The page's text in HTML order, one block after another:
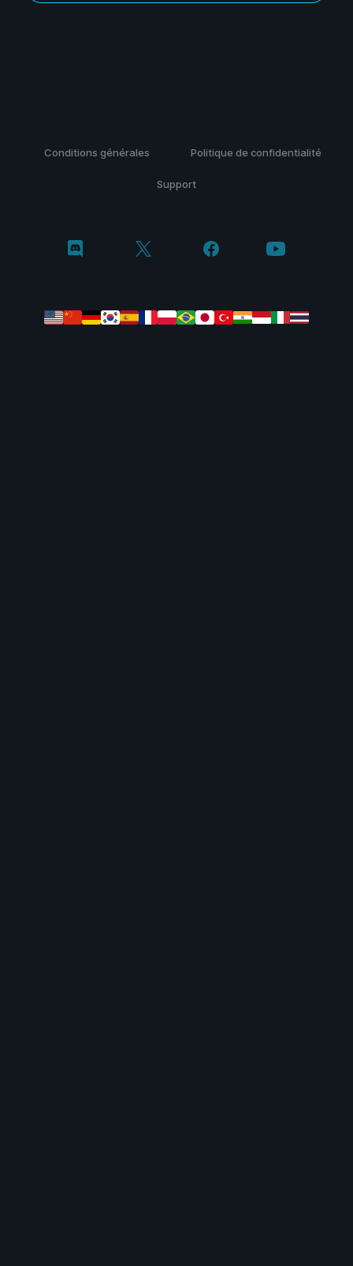
Conditions générales Politique de confidentialité
Support